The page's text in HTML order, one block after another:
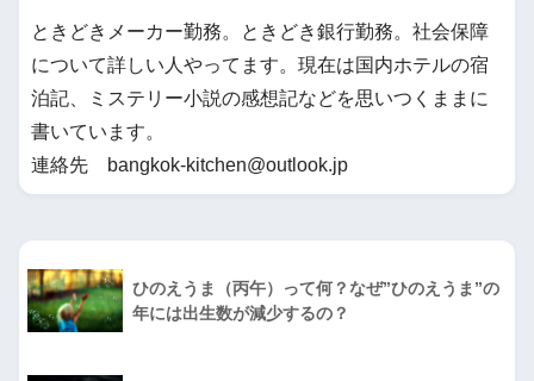
ときどきメーカー勤務。ときどき銀行勤務。社会保障
について詳しい人やってます。現在は国内ホテルの宿
泊記、ミステリー小説の感想記などを思いつくままに
書いています。
連絡先 bangkok-kitchen@outlook.jp
ひのえうま（丙午）って何？なぜ”ひのえうま”の
年には出生数が減少するの？